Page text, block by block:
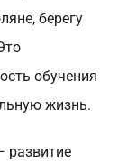
берегу
обучения
жизнь.
развитие